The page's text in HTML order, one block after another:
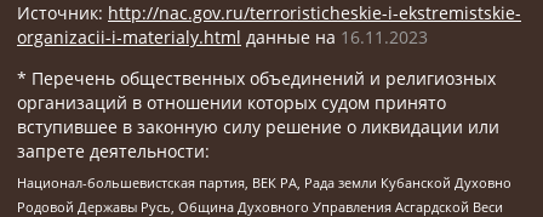
Источник: http://nac.gov.ru/terroristicheskie-i-ekstremistskie-
organizacii-i-materialy.html данные на 16.11.2023
* Перечень общественных объединений и религиозных
организаций в отношении которых судом принято
вступившее в законную силу решение о ликвидации или
запрете деятельности:
Национал-большевистская партия, ВЕК РА, Рада земли Кубанской Духовно
Родовой Державы Русь, Община Духовного Управления Асгардской Веси